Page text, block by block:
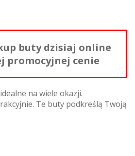
buty dzisiaj online
promocyjnej cenie
idealne na wiele okazji.
Te buty podkreślą Twoją